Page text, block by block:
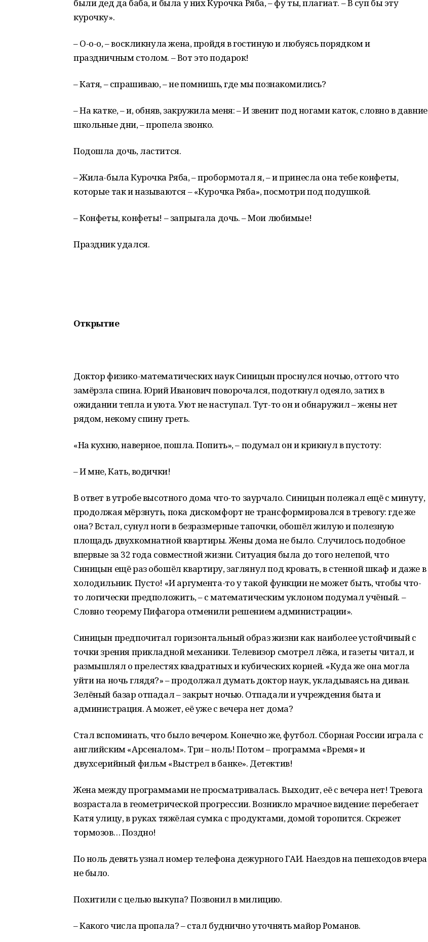
были дед да баба, и была у них Курочка Ряба, – фу ты, плагиат. – В суп бы эту
курочку».
– О-о-о, – воскликнула жена, пройдя в гостиную и любуясь порядком и
праздничным столом. – Вот это подарок!
– Катя, – спрашиваю, – не помнишь, где мы познакомились?
– На катке, – и, обняв, закружила меня: – И звенит под ногами каток, словно в давние
школьные дни, – пропела звонко.
Подошла дочь, ластится.
– Жила-была Курочка Ряба, – пробормотал я, – и принесла она тебе конфеты,
которые так и называются – «Курочка Ряба», посмотри под подушкой.
– Конфеты, конфеты! – запрыгала дочь. – Мои любимые!
Праздник удался.
Открытие
Доктор физико-математических наук Синицын проснулся ночью, оттого что
замёрзла спина. Юрий Иванович поворочался, подоткнул одеяло, затих в
ожидании тепла и уюта. Уют не наступал. Тут-то он и обнаружил – жены нет
рядом, некому спину греть.
«На кухню, наверное, пошла. Попить», – подумал он и крикнул в пустоту:
– И мне, Кать, водички!
В ответ в утробе высотного дома что-то заурчало. Синицын полежал ещё с минуту,
продолжая мёрзнуть, пока дискомфорт не трансформировался в тревогу: где же
она? Встал, сунул ноги в безразмерные тапочки, обошёл жилую и полезную
площадь двухкомнатной квартиры. Жены дома не было. Случилось подобное
впервые за 32 года совместной жизни. Ситуация была до того нелепой, что
Синицын ещё раз обошёл квартиру, заглянул под кровать, в стенной шкаф и даже в
холодильник. Пусто! «И аргумента-то у такой функции не может быть, чтобы что-
то логически предположить, – с математическим уклоном подумал учёный. –
Словно теорему Пифагора отменили решением администрации».
Синицын предпочитал горизонтальный образ жизни как наиболее устойчивый с
точки зрения прикладной механики. Телевизор смотрел лёжа, и газеты читал, и
размышлял о прелестях квадратных и кубических корней. «Куда же она могла
уйти на ночь глядя?» – продолжал думать доктор наук, укладываясь на диван.
Зелёный базар отпадал – закрыт ночью. Отпадали и учреждения быта и
администрация. А может, её уже с вечера нет дома?
Стал вспоминать, что было вечером. Конечно же, футбол. Сборная России играла с
английским «Арсеналом». Три – ноль! Потом – программа «Время» и
двухсерийный фильм «Выстрел в банке». Детектив!
Жена между программами не просматривалась. Выходит, её с вечера нет! Тревога
возрастала в геометрической прогрессии. Возникло мрачное видение: перебегает
Катя улицу, в руках тяжёлая сумка с продуктами, домой торопится. Скрежет
тормозов… Поздно!
По ноль девять узнал номер телефона дежурного ГАИ. Наездов на пешеходов вчера
не было.
Похитили с целью выкупа? Позвонил в милицию.
– Какого числа пропала? – стал буднично уточнять майор Романов.